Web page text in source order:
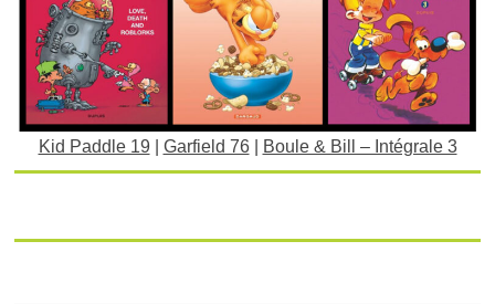
Kid Paddle 19 Garfield 76| Boule & Bill – Intégrale 3